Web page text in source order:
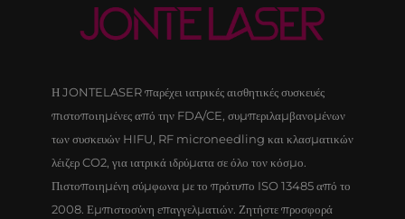
Η JONTELASER παρέχει ιατρικές αισθητικές συσκευές
πιστοποιημένες από την FDA/CE, συμπεριλαμβανομένων
των συσκευών HIFU, RF microneedling και κλασματικών
λέιζερ CO2, για ιατρικά ιδρύματα σε όλο τον κόσμο.
Πιστοποιημένη σύμφωνα με το πρότυπο ISO 13485 από το
2008. Εμπιστοσύνη επαγγελματιών. Ζητήστε προσφορά